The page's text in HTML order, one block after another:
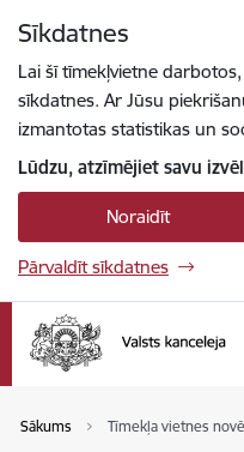
Sīkdatnes
Lai šī tīmekļvietne
sīkdatnes. Ar Jūsu
izmantotas statistikas un
Lūdzu, atzīmējiet savu
Noraidīt
Pārvaldīt sīkdatnes
Sākums Tīmekļa vietnes